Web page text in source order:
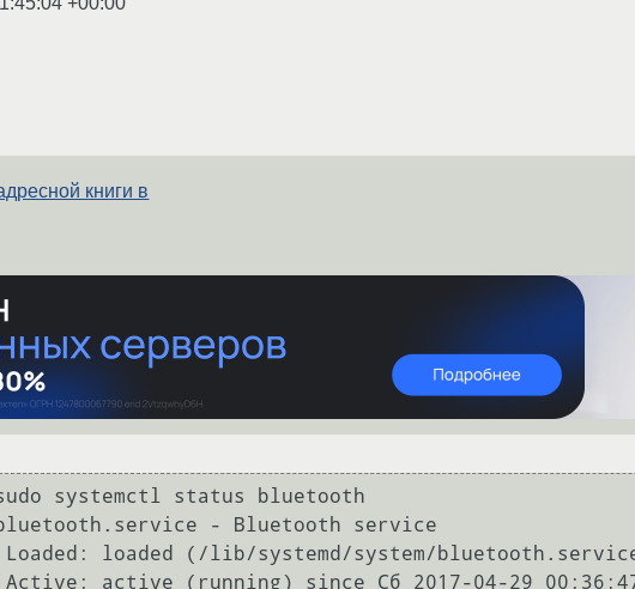
книги в
systemctl status bluetooth
- Bluetooth service